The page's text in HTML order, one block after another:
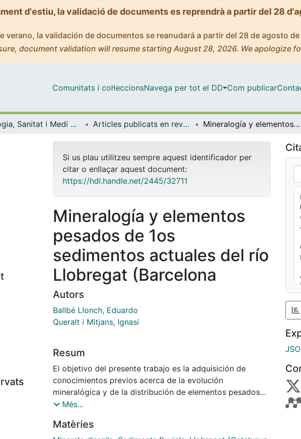
d'estiu, la validació de documents es reprendrà a partir del 28
verano, la validación de documentos se reanudará a partir del 28 de agosto
document validation will resume starting August 28, 2026. We apologize
Comunitats i col·leccionsNavega per tot el DD Com publicar
Biologia, Sanitat i Medi Ambient Articles publicats en revistes (Biologia, Sanitat i Medi Ambient) Mineralogía y elementos pesados de 1os sedimentos actuales del río Llobregat (Barcelona
Si us plau utilitzeu sempre aquest identificador per
citar o enllaçar aquest document:
https://hdl.handle.net/2445/32711
Mineralogía y elementos
pesados de 1os
sedimentos actuales del río
Llobregat (Barcelona
Autors
Ballbé Llonch, Eduardo
Queralt i Mitjans, Ignasi
Resum
El objetivo del presente trabajo es la adquisición de
conocimientos previos acerca de la evolución
mineralógica y de la distribución de elementos pesados
en 1os sedimentos actuales del rio Llobregat (Barcelona,
difracción de rayos X. Las concentraciones de Ba, Pb, Cr,
Més...
Matèries